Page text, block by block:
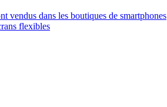
vendus dans les boutiques de smartphones
flexibles